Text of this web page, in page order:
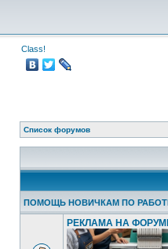
Class!
Список форумов
ПОМОЩЬ НОВИЧКАМ ПО
РЕКЛАМА НА